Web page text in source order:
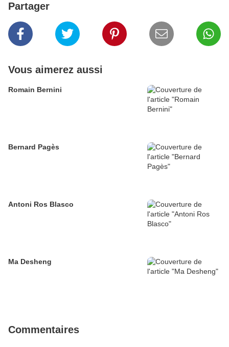
Partager
Vous aimerez aussi
Romain Bernini
Bernard Pagès
Antoni Ros Blasco
Ma Desheng
Commentaires